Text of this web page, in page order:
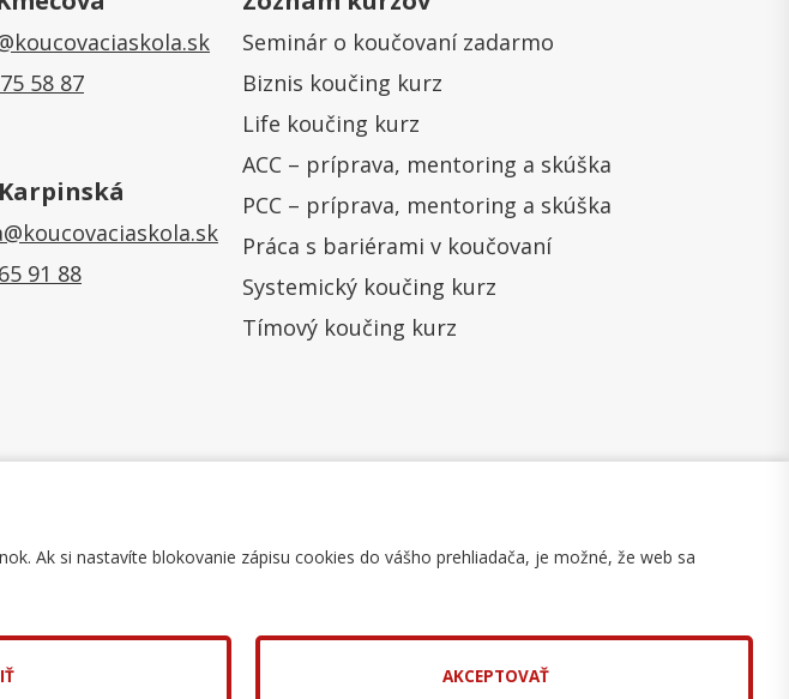
58 87
91 88
Seminár o koučovaní zadarmo
Biznis koučing kurz
Life koučing kurz
ACC – príprava, mentoring a skúška
PCC – príprava, mentoring a skúška
Práca s bariérami v koučovaní
Systemický koučing kurz
Tímový koučing kurz
Ak si nastavíte blokovanie zápisu cookies do vášho prehliadača, je možné, že web sa
AKCEPTOVAŤ